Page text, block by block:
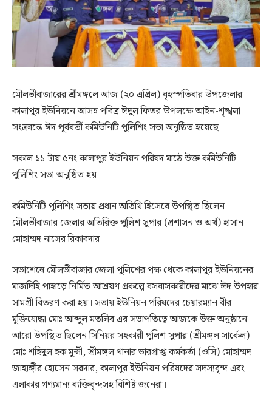
মৌলভীবাজারের শ্রীমঙ্গলে আজ (২০ এপ্রিল) বৃহস্পতিবার উপজেলার
কালাপুর ইউনিয়নে আসন্ন পবিত্র ঈদুল ফিতর উপলক্ষে আইন-শৃঙ্খলা
সংক্রান্তে ঈদ পূর্ববর্তী কমিউনিটি পুলিশিং সভা অনুষ্ঠিত হয়েছে।
সকাল ১১ টায় ৫নং কালাপুর ইউনিয়ন পরিষদ মাঠে উক্ত কমিউনিটি
পুলিশিং সভা অনুষ্ঠিত হয়।
কমিউনিটি পুলিশিং সভায় প্রধান অতিথি হিসেবে উপস্থিত ছিলেন
মৌলভীবাজার জেলার অতিরিক্ত পুলিশ সুপার (প্রশাসন ও অর্থ) হাসান
মোহাম্মদ নাসের রিকাবদার।
সভাশেষে মৌলভীবাজার জেলা পুলিশের পক্ষ থেকে কালাপুর ইউনিয়নের
মাজদিহি পাহাড়ে নির্মিত আশ্রয়ণ প্রকল্পে বসবাসকারীদের মাঝে ঈদ উপহার
সামগ্রী বিতরণ করা হয়। সভায় ইউনিয়ন পরিষদের চেয়ারম্যান বীর
মুক্তিযোদ্ধা মোঃ আব্দুল মতলিব এর সভাপতিত্বে আজকে উক্ত অনুষ্ঠানে
আরো উপস্থিত ছিলেন সিনিয়র সহকারী পুলিশ সুপার (শ্রীমঙ্গল সার্কেল)
মোঃ শহিদুল হক মুন্সী, শ্রীমঙ্গল থানার ভারপ্রাপ্ত কর্মকর্তা (ওসি) মোহাম্মদ
জাহাঙ্গীর হোসেন সরদার, কালাপুর ইউনিয়ন পরিষদের সদস্যবৃন্দ এবং
এলাকার গণ্যমান্য ব্যক্তিবৃন্দসহ বিশিষ্ট জনেরা।